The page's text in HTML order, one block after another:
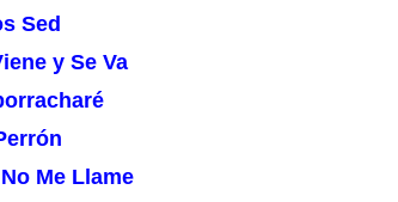
Sed
y Se Va
Me Llame